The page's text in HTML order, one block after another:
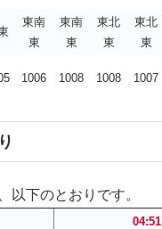
東南
東
東南
東
東北
東
東北
東
1006 1008 1008 1007
以下のとおりです。
04:51